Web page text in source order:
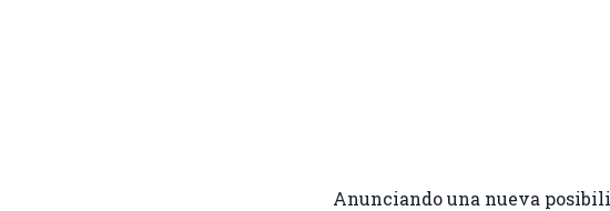
Anunciando una nueva